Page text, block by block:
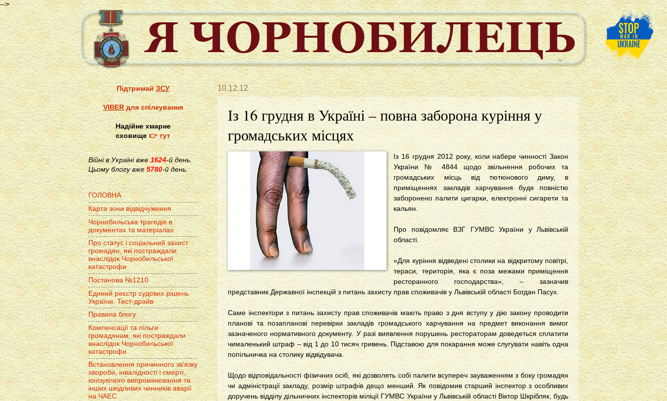
-->
10.12.12
Із 16 грудня в Україні – повна заборона куріння у
громадських місцях
Із 16 грудня 2012 року, коли набере чинності Закон
України № 4844 щодо звільнення робочих та
громадських місць від тютюнового диму, в
приміщеннях закладів харчування буде повністю
заборонено палити цигарки, електронні сигарети та
кальян.
Про повідомляє ВЗГ ГУМВС України у Львівській
області.
«Для куріння відведені столики на відкритому повітрі,
тераси, територія, яка є поза межами приміщення
ресторанного господарства», – зазначив
представник Державної інспекцій з питань захисту прав споживачів у Львівській області Богдан Пасух.
Саме інспектори з питань захисту прав споживачів мають право з дня вступу у дію закону проводити
планові та позапланові перевірки закладів громадського харчування на предмет виконання вимог
зазначеного нормативного документу. У разі виявлення порушень рестораторам доведеться сплатити
чималенький штраф – від 1 до 10 тисяч гривень. Підставою для покарання може слугувати навіть одна
попільничка на столику відвідувача.
Щодо відповідальності фізичних осіб, які дозволять собі палити всупереч зауваженням з боку громадян
чи адміністрації закладу, розмір штрафів дещо менший. Як повідомив старший інспектор з особливих
доручень відділу дільничних інспекторів міліції ГУМВС України у Львівській області Віктор Шкрібляк, будь
ПідтримайЗСУ
VIBERдля спілкування
Надійне хмарне
сховище👉 тут
Війні в Україні вже1624-й день.
Цьому блогу вже 5780-й день.
ГОЛОВНА
Карта зони відвідчуження
Чорнобильська трагедія в
документах та матеріалах
Про статус і соціальний захист
громадян, які постраждали
внаслідок Чорнобильської
катастрофи
Постанова №1210
Единий реєстр судових рішень
України. Тест-драйв
Правила блогу
Компенсації та пільги
громадянам, які постраждали
внаслідок Чорнобильської
катастрофи
Встановлення причинного зв'язку
хвороби, інвалідності і смерті,
іонізуючого випромінювання та
інших шкідливих чинників аварії
на ЧАЕС